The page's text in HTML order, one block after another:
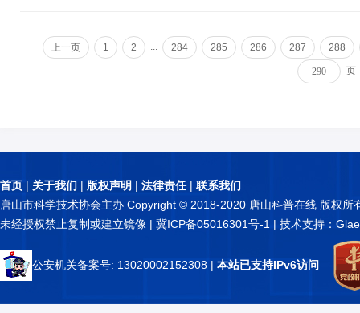
上一页 1 2 ... 284 285 286 287 288
页
首页 | 关于我们 | 版权声明 | 法律责任| 联系我们
唐山市科学技术协会主办 Copyright © 2018-2020 唐山科普在线 版权所
未经授权禁止复制或建立镜像 | 冀ICP备05016301号-1 | 技术支持：
公安机关备案号: 13020002152308 | 本站已支持IPv6访问